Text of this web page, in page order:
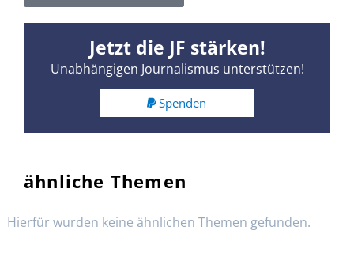
Jetzt die JF stärken!
Unabhängigen Journalismus unterstützen!
Spenden
ähnliche Themen
Hierfür wurden keine ähnlichen Themen gefunden.